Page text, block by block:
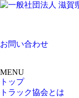
お問い合わせ
MENU
トップ
トラック協会とは